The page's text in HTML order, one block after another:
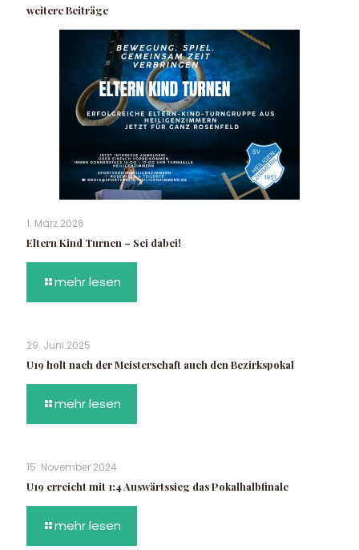
weitere Beiträge
1. März 2026
Eltern Kind Turnen – Sei dabei!
mehr lesen
29. Juni 2025
U19 holt nach der Meisterschaft auch den Bezirkspokal
mehr lesen
15. November 2024
U19 erreicht mit 1:4 Auswärtssieg das Pokalhalbfinale
mehr lesen